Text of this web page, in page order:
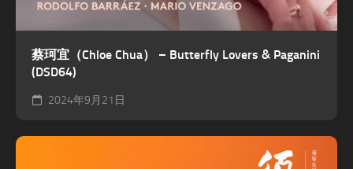
蔡珂宜（Chloe Chua） – Butterfly Lovers & Paganini
(DSD64)
2024年9月21日